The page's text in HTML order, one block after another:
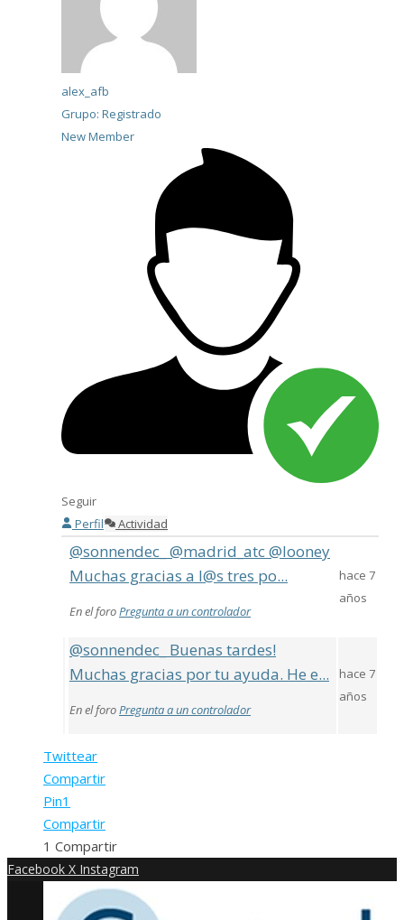
alex_afb
Grupo: Registrado
New Member
Seguir
Perfil
Actividad
@sonnendec_ @madrid_atc @looney
Muchas gracias a l@s tres po...
En el foroPregunta a un controlador
hace 7
años
@sonnendec_ Buenas tardes!
Muchas gracias por tu ayuda. He e...
En el foroPregunta a un controlador
hace 7
años
Twittear
Compartir
Pin1
Compartir
1 Compartir
Facebook X Instagram